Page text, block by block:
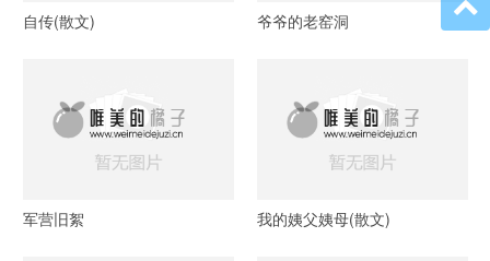
自传(散文) 爷爷的老窑洞
军营旧絮 我的姨父姨母(散文)